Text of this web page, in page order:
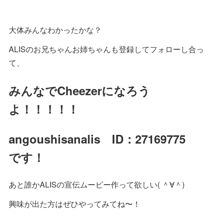
大体みんなわかったかな？
ALISのお兄ちゃんお姉ちゃんも登録してフォローし合っ
て、
みんなでCheezerになろう
よ！！！！！
angoushisanalis ID：27169775
です！
あと誰かALISの宣伝ムービー作って欲しい( ＾∀＾)
興味が出た方はぜひやってみてね〜！